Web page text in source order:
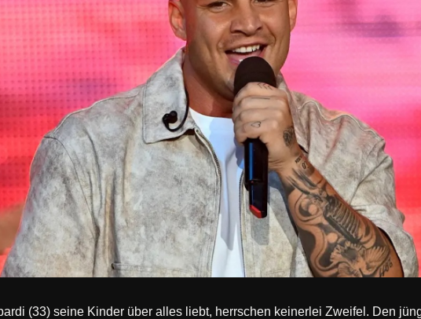
(33) seine Kinder über alles liebt, herrschen keinerlei Zweifel. Den